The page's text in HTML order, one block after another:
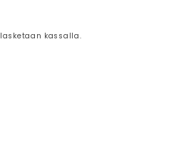
lasketaan kassalla.